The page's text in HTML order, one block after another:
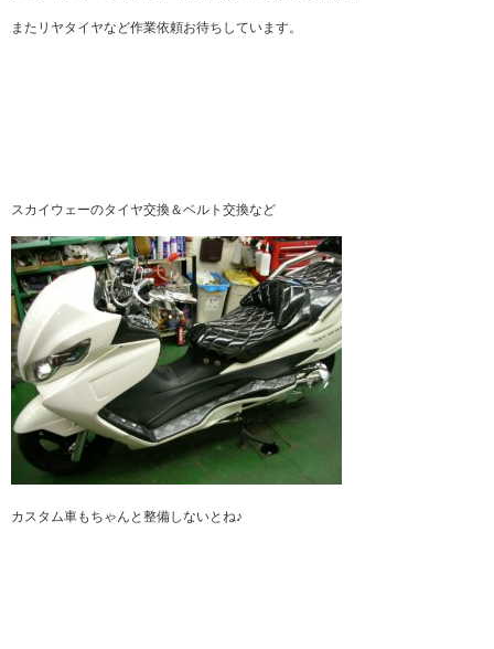
またリヤタイヤなど作業依頼お待ちしています。
スカイウェーのタイヤ交換＆ベルト交換など
カスタム車もちゃんと整備しないとね♪